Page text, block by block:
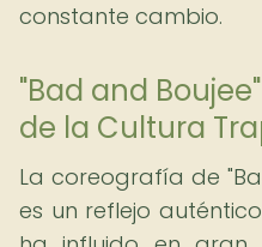
constante cambio.
"Bad and
de la Cultura
La coreografía de
es un reflejo